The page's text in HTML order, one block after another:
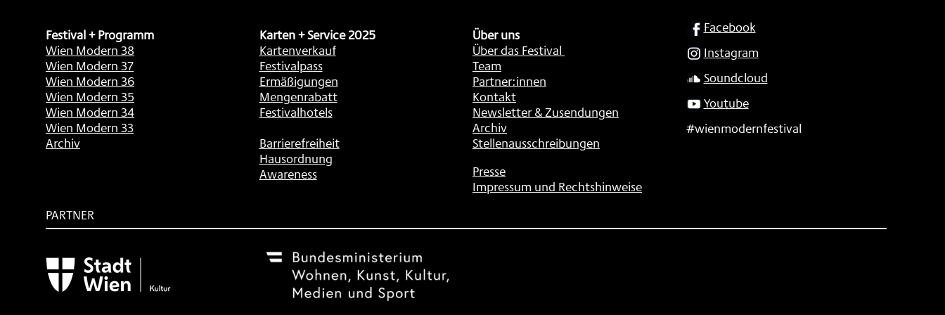
Festival + Programm
Wien Modern 38
Wien Modern 37
Wien Modern 36
Wien Modern 35
Wien Modern 34
Wien Modern 33
Archiv
Karten + Service 2025
Kartenverkauf
Festivalpass
Ermäßigungen
Mengenrabatt
Festivalhotels
Barrierefreiheit
Hausordnung
Awareness
Über uns
Über das Festival
Team
Partner:innen
Kontakt
Newsletter & Zusendungen
Archiv
Stellenausschreibungen
Presse
Impressum und Rechtshinweise
SOCIAL
Facebook
Instagram
Soundcloud
Youtube
#wienmodernfestival
PARTNER